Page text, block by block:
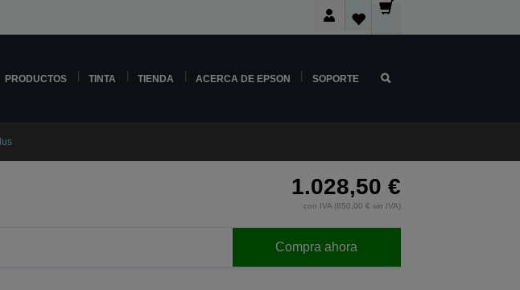
PRODUCTOS TINTA TIENDA ACERCA DE EPSON SOPORTE
1.028,50 €
con IVA (850,00 € sin IVA)
Compra ahora